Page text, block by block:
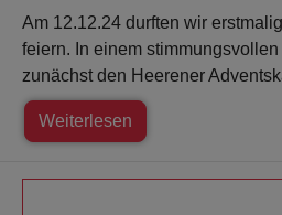
Am 12.12.24 durften wir
feiern. In einem
zunächst den Heerener
Weiterlesen